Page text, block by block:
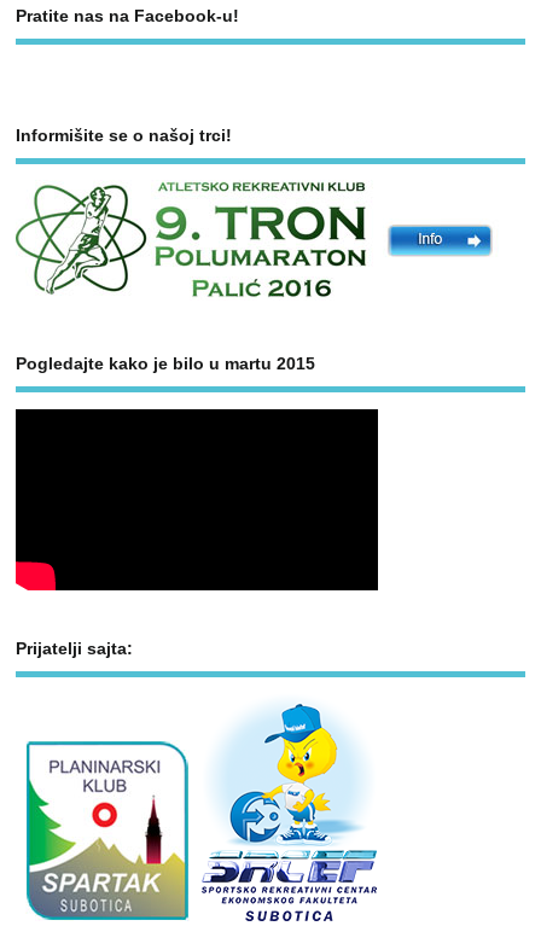
Pratite nas na Facebook-u!
Informišite se o našoj trci!
Pogledajte kako je bilo u martu 2015
Prijatelji sajta: